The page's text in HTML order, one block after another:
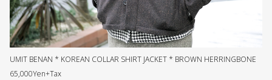
UMIT BENAN * KOREAN COLLAR SHIRT JACKET * BROWN HERRINGBONE
65,000Yen+Tax